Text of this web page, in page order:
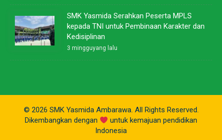
SMK Yasmida Serahkan Peserta MPLS
kepada TNI untuk Pembinaan Karakter dan
Kedisiplinan
3 mingguyang lalu
© 2026 SMK Yasmida Ambarawa. All Rights Reserved.
Dikembangkan dengan
untuk kemajuan pendidikan
Indonesia